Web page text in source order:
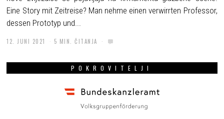
Eine Story mit Zeitreise? Man nehme einen verwirrten Professor,
dessen Prototyp und...
12. JUNI 2021 5 MIN. ČITANJA
POKROVITELJI